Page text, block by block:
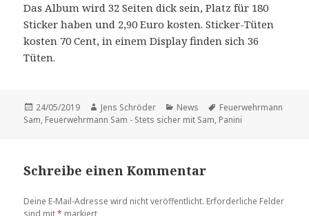
Das Album wird 32 Seiten dick sein, Platz für 180
Sticker haben und 2,90 Euro kosten. Sticker-Tüten
kosten 70 Cent, in einem Display finden sich 36
Tüten.
Veröffentlicht
am
24/05/2019 Autor
Jens Schröder Kategorien
News Schlagwörter
Feuerwehrmann
Sam, Feuerwehrmann Sam - Stets sicher mit Sam, Panini
Schreibe einen Kommentar
Deine E-Mail-Adresse wird nicht veröffentlicht. Erforderliche Felder
sind mit* markiert